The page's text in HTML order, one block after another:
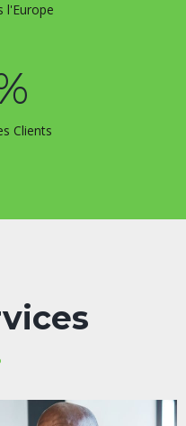
l'Europe
Clients